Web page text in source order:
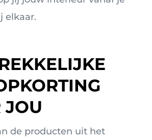
elkaar.
JOU
de producten uit het